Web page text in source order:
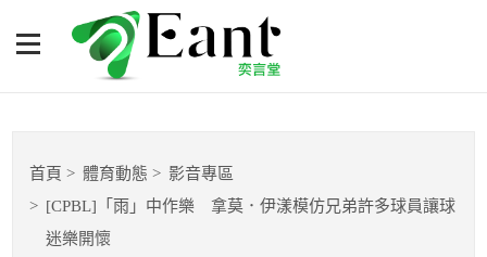
[CPBL]「雨」中作樂 拿
莫．伊漾模仿兄弟許多球員
籃球
棒球
首頁 體育動態
影音專區
[CPBL]「雨」中作樂 拿莫．伊漾模仿兄弟許多球員讓球
迷樂開懷